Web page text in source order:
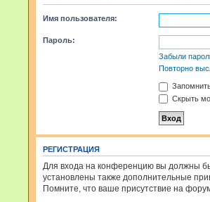
Имя пользователя:
Пароль:
Забыли
Повторно
Скрыть
РЕГИСТРАЦИЯ
Для входа на конференцию вы должны
установлены также дополнительные
Помните, что ваше присутствие на